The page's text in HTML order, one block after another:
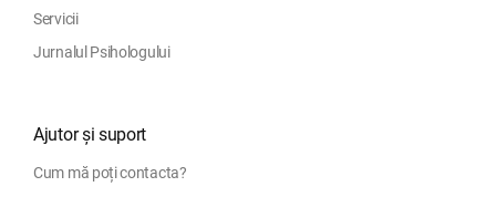
Servicii
Jurnalul Psihologului
Ajutor și suport
Cum mă poți contacta?